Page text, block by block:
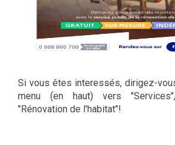
Si vous êtes interessés, dirigez-
menu (en haut) vers
"Rénovation de l'habitat"!